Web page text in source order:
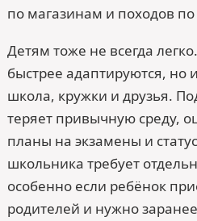
по магазинам и походов
Детям тоже не всегда
быстрее адаптируются, но
школа, кружки и друзья.
теряет привычную среду,
планы на экзамены и
школьника требует
особенно если ребёнок
родителей и нужно